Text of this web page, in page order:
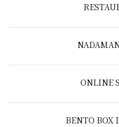
ONLINE
BENTO BOX